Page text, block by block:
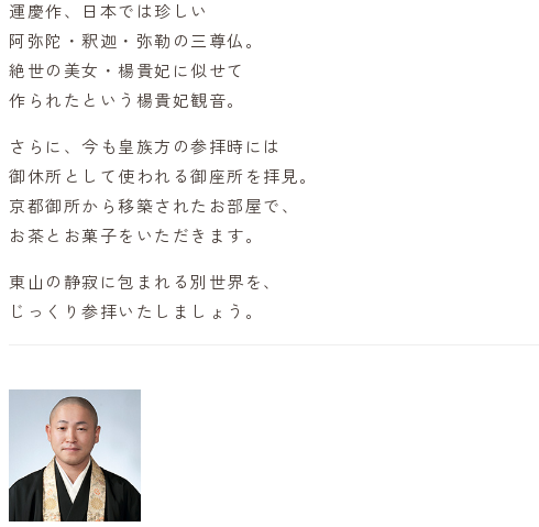
運慶作、日本では珍しい
阿弥陀・釈迦・弥勒の三尊仏。
絶世の美女・楊貴妃に似せて
作られたという楊貴妃観音。
さらに、今も皇族方の参拝時には
御休所として使われる御座所を拝見。
京都御所から移築されたお部屋で、
お茶とお菓子をいただきます。
東山の静寂に包まれる別世界を、
じっくり参拝いたしましょう。